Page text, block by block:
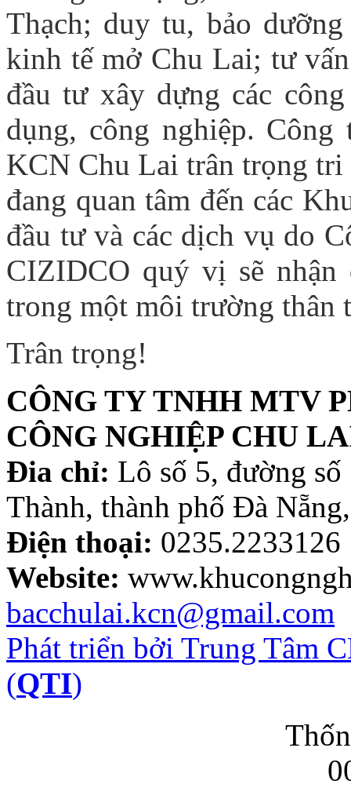
Thạch; duy tu, bảo
kinh tế mở Chu Lai; tư
đầu tư xây dựng các
dụng, công nghiệp.
KCN Chu Lai trân trọng tri
đang quan tâm đến các
đầu tư và các dịch vụ do
CIZIDCO quý vị sẽ nhận
trong một môi trường thân
Trân trọng!
CÔNG TY TNHH MTV
CÔNG NGHIỆP CHU
Đia chỉ: Lô số 5, đường
Thành, thành phố Đà
Điện thoại: 0235.2233126
Website:
bacchulai.kcn@gmail.com
Phát triển bởi Trung Tâm
(QTI)
0